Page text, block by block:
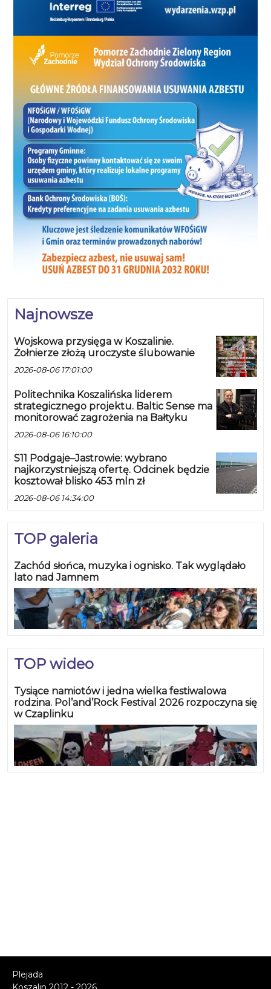
Najnowsze
Wojskowa przysięga w Koszalinie.
Żołnierze złożą uroczyste ślubowanie
2026-08-06 17:01:00
Politechnika Koszalińska liderem
strategicznego projektu. Baltic Sense ma
monitorować zagrożenia na Bałtyku
2026-08-06 16:10:00
S11 Podgaje–Jastrowie: wybrano
najkorzystniejszą ofertę. Odcinek będzie
kosztował blisko 453 mln zł
2026-08-06 14:34:00
TOP galeria
Zachód słońca, muzyka i ognisko. Tak wyglądało
lato nad Jamnem
TOP wideo
Tysiące namiotów i jedna wielka festiwalowa
rodzina. Pol’and’Rock Festival 2026 rozpoczyna się
w Czaplinku
Plejada